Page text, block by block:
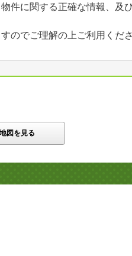
件に関する正確な情報、及
のでご理解の上ご利用くだ
図を見る